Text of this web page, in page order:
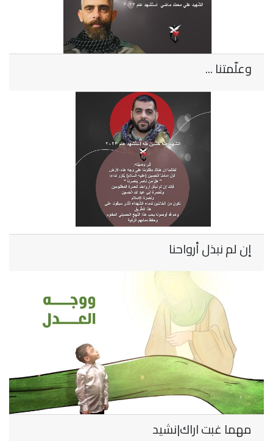
وعلّمتنا ...
إن لم نبذل أرواحنا
مهما غبت اراك|نشيد